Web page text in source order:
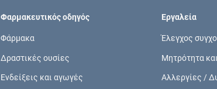
Φαρμακευτικός οδηγός
Φάρμακα
Δραστικές ουσίες
Ενδείξεις και αγωγές
Εργαλεία
Έλεγχος
Μητρότητα
Αλλεργίες /